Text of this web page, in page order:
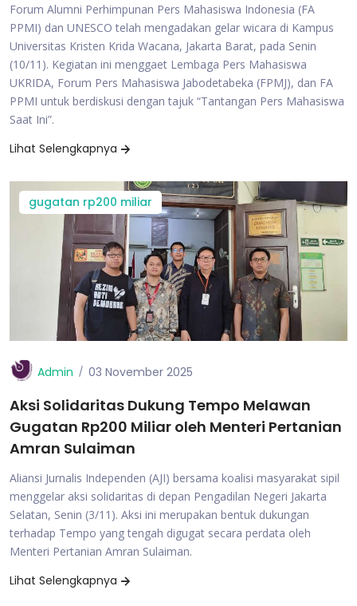
Forum Alumni Perhimpunan Pers Mahasiswa Indonesia (FA
PPMI) dan UNESCO telah mengadakan gelar wicara di Kampus
Universitas Kristen Krida Wacana, Jakarta Barat, pada Senin
(10/11). Kegiatan ini menggaet Lembaga Pers Mahasiswa
UKRIDA, Forum Pers Mahasiswa Jabodetabeka (FPMJ), dan FA
PPMI untuk berdiskusi dengan tajuk “Tantangan Pers Mahasiswa
Saat Ini”.
Lihat Selengkapnya
gugatan rp200 miliar
Admin 03 November 2025
Aksi Solidaritas Dukung Tempo Melawan
Gugatan Rp200 Miliar oleh Menteri Pertanian
Amran Sulaiman
Aliansi Jurnalis Independen (AJI) bersama koalisi masyarakat sipil
menggelar aksi solidaritas di depan Pengadilan Negeri Jakarta
Selatan, Senin (3/11). Aksi ini merupakan bentuk dukungan
terhadap Tempo yang tengah digugat secara perdata oleh
Menteri Pertanian Amran Sulaiman.
Lihat Selengkapnya